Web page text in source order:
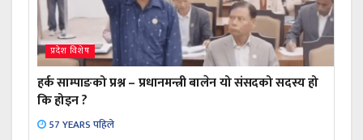
प्रदेश विशेष
हर्क साम्पाङको प्रश्न – प्रधानमन्त्री बालेन यो संसदको सदस्य हो
कि होइन ?
57 YEARS पहिले